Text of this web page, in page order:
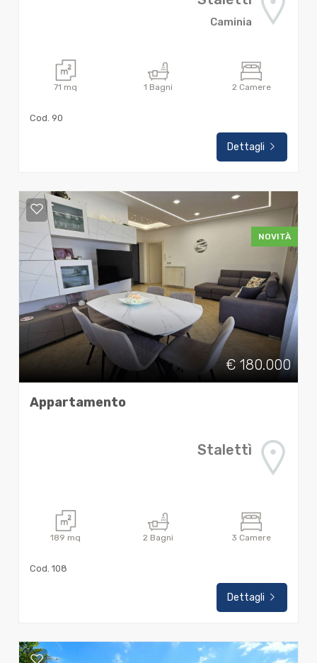
Caminia
71 mq 1 Bagni 2 Camere
Cod. 90
Dettagli
NOVITÀ
€ 180.000
Appartamento
Stalettì
189 mq 2 Bagni 3 Camere
Cod. 108
Dettagli